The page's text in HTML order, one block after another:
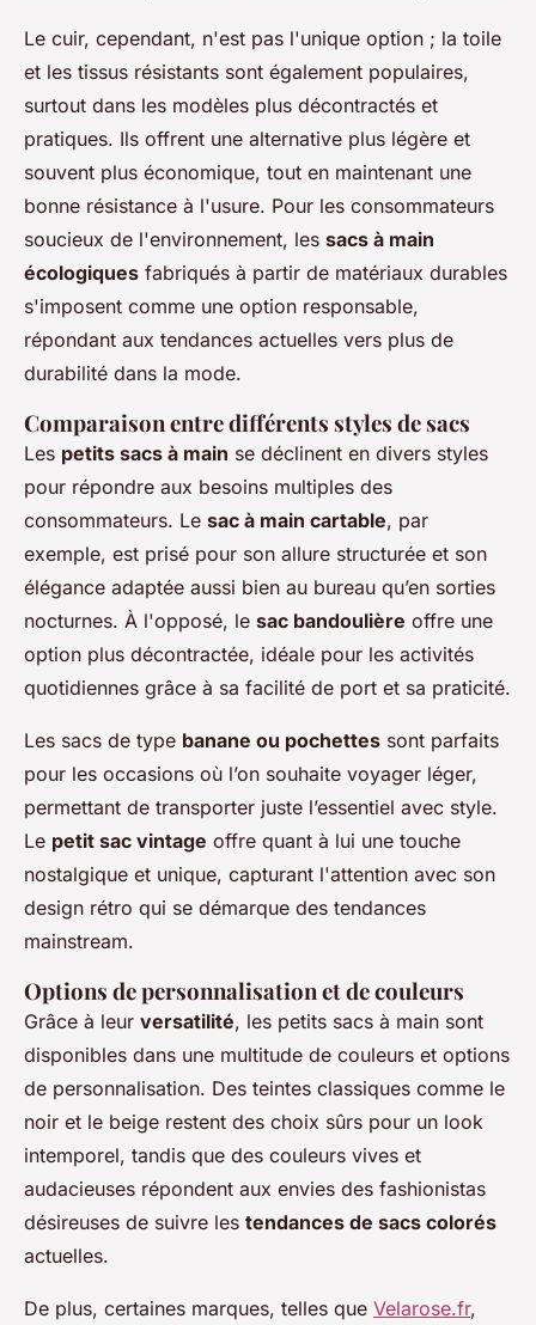
Le cuir, cependant, n'est pas l'unique option ; la toile
et les tissus résistants sont également populaires,
surtout dans les modèles plus décontractés et
pratiques. Ils offrent une alternative plus légère et
souvent plus économique, tout en maintenant une
bonne résistance à l'usure. Pour les consommateurs
soucieux de l'environnement, les sacs à main
écologiques fabriqués à partir de matériaux durables
s'imposent comme une option responsable,
répondant aux tendances actuelles vers plus de
durabilité dans la mode.
Comparaison entre différents styles de sacs
Les petits sacs à main se déclinent en divers styles
pour répondre aux besoins multiples des
consommateurs. Le sac à main cartable, par
exemple, est prisé pour son allure structurée et son
élégance adaptée aussi bien au bureau qu’en sorties
nocturnes. À l'opposé, le sac bandoulière offre une
option plus décontractée, idéale pour les activités
quotidiennes grâce à sa facilité de port et sa praticité.
Les sacs de type banane ou pochettes sont parfaits
pour les occasions où l’on souhaite voyager léger,
permettant de transporter juste l’essentiel avec style.
Le petit sac vintage offre quant à lui une touche
nostalgique et unique, capturant l'attention avec son
design rétro qui se démarque des tendances
mainstream.
Options de personnalisation et de couleurs
Grâce à leur versatilité, les petits sacs à main sont
disponibles dans une multitude de couleurs et options
de personnalisation. Des teintes classiques comme le
noir et le beige restent des choix sûrs pour un look
intemporel, tandis que des couleurs vives et
audacieuses répondent aux envies des fashionistas
désireuses de suivre les tendances de sacs colorés
actuelles.
De plus, certaines marques, telles que Velarose.fr,